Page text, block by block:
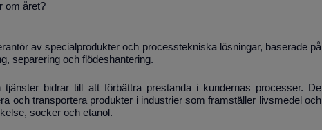
om året?
av specialprodukter och processtekniska lösningar, baserade på
separering och flödeshantering.
tjänster bidrar till att förbättra prestanda i kundernas processer. De
och transportera produkter i industrier som framställer livsmedel och
socker och etanol.